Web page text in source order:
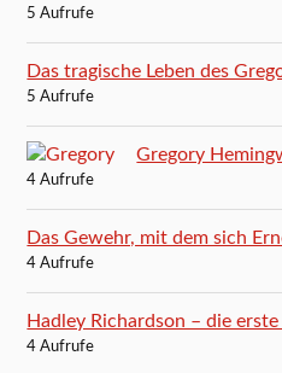
5 Aufrufe
Das tragische Leben des
5 Aufrufe
Gregory
4 Aufrufe
Das Gewehr, mit dem sich
4 Aufrufe
Hadley Richardson – die
4 Aufrufe